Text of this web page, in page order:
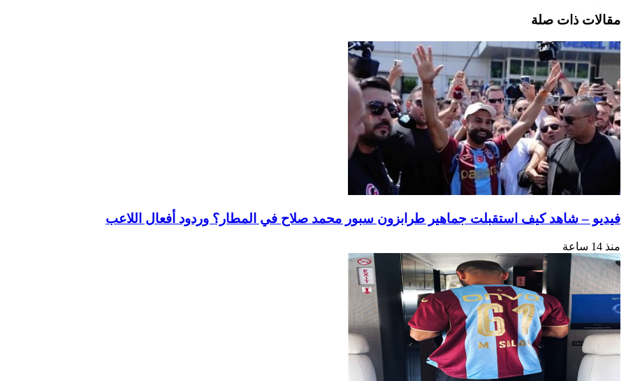
البريد
مقالات ذات صلة
فيديو – شاهد كيف استقبلت جماهير طرابزون سبور محمد صلاح في المطار؟ وردود أفعال اللاعب
منذ 14 ساعة